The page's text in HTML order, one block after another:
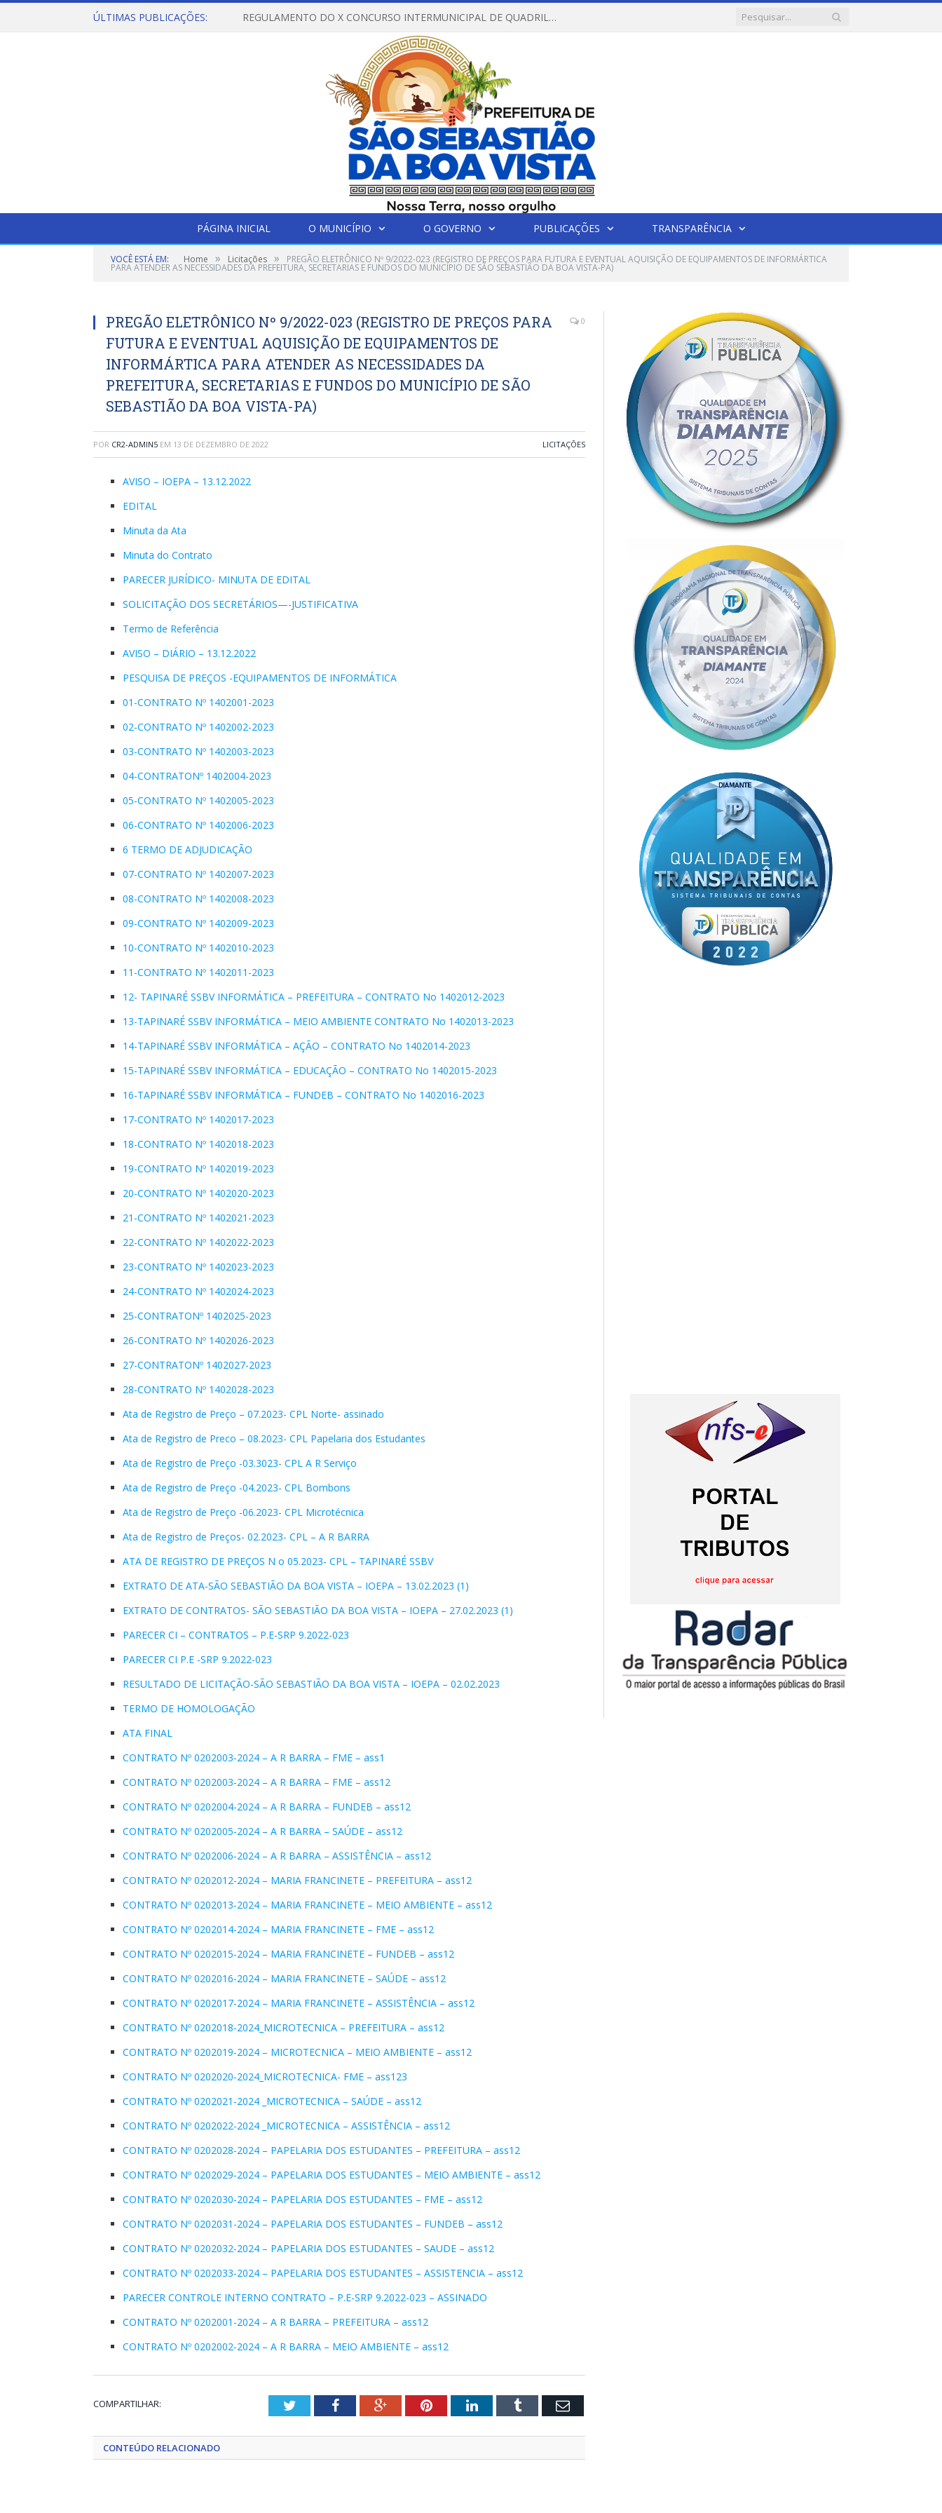
ÚLTIMAS PUBLICAÇÕES: REGULAMENTO DO X CONCURSO INTERMUNICIPAL DE QUADRILHAS JUNINAS – 2026 – ARRAIÁ DA VENEZA
PÁGINA INICIAL O MUNICÍPIO O GOVERNO PUBLICAÇÕES TRANSPARÊNCIA
VOCÊ ESTÁ EM: Home » Licitações » PREGÃO ELETRÔNICO Nº 9/2022-023 (REGISTRO DE PREÇOS PARA FUTURA E EVENTUAL AQUISIÇÃO DE EQUIPAMENTOS DE INFORMÁRTICA
PARA ATENDER AS NECESSIDADES DA PREFEITURA, SECRETARIAS E FUNDOS DO MUNICÍPIO DE SÃO SEBASTIÃO DA BOA VISTA-PA)
PREGÃO ELETRÔNICO Nº 9/2022-023 (REGISTRO DE PREÇOS PARA
FUTURA E EVENTUAL AQUISIÇÃO DE EQUIPAMENTOS DE
INFORMÁRTICA PARA ATENDER AS NECESSIDADES DA
PREFEITURA, SECRETARIAS E FUNDOS DO MUNICÍPIO DE SÃO
SEBASTIÃO DA BOA VISTA-PA)
0
POR CR2-ADMIN5 EM 13 DE DEZEMBRO DE 2022 LICITAÇÕES
AVISO – IOEPA – 13.12.2022
EDITAL
Minuta da Ata
Minuta do Contrato
PARECER JURÍDICO- MINUTA DE EDITAL
SOLICITAÇÃO DOS SECRETÁRIOS—-JUSTIFICATIVA
Termo de Referência
AVISO – DIÁRIO – 13.12.2022
PESQUISA DE PREÇOS -EQUIPAMENTOS DE INFORMÁTICA
01-CONTRATO Nº 1402001-2023
02-CONTRATO Nº 1402002-2023
03-CONTRATO Nº 1402003-2023
04-CONTRATONº 1402004-2023
05-CONTRATO Nº 1402005-2023
06-CONTRATO Nº 1402006-2023
6 TERMO DE ADJUDICAÇÃO
07-CONTRATO Nº 1402007-2023
08-CONTRATO Nº 1402008-2023
09-CONTRATO Nº 1402009-2023
10-CONTRATO Nº 1402010-2023
11-CONTRATO Nº 1402011-2023
12- TAPINARÉ SSBV INFORMÁTICA – PREFEITURA – CONTRATO No 1402012-2023
13-TAPINARÉ SSBV INFORMÁTICA – MEIO AMBIENTE CONTRATO No 1402013-2023
14-TAPINARÉ SSBV INFORMÁTICA – AÇÃO – CONTRATO No 1402014-2023
15-TAPINARÉ SSBV INFORMÁTICA – EDUCAÇÃO – CONTRATO No 1402015-2023
16-TAPINARÉ SSBV INFORMÁTICA – FUNDEB – CONTRATO No 1402016-2023
17-CONTRATO Nº 1402017-2023
18-CONTRATO Nº 1402018-2023
19-CONTRATO Nº 1402019-2023
20-CONTRATO Nº 1402020-2023
21-CONTRATO Nº 1402021-2023
22-CONTRATO Nº 1402022-2023
23-CONTRATO Nº 1402023-2023
24-CONTRATO Nº 1402024-2023
25-CONTRATONº 1402025-2023
26-CONTRATO Nº 1402026-2023
27-CONTRATONº 1402027-2023
28-CONTRATO Nº 1402028-2023
Ata de Registro de Preço – 07.2023- CPL Norte- assinado
Ata de Registro de Preco – 08.2023- CPL Papelaria dos Estudantes
Ata de Registro de Preço -03.3023- CPL A R Serviço
Ata de Registro de Preço -04.2023- CPL Bombons
Ata de Registro de Preço -06.2023- CPL Microtécnica
Ata de Registro de Preços- 02.2023- CPL – A R BARRA
ATA DE REGISTRO DE PREÇOS N o 05.2023- CPL – TAPINARÉ SSBV
EXTRATO DE ATA-SÃO SEBASTIÃO DA BOA VISTA – IOEPA – 13.02.2023 (1)
EXTRATO DE CONTRATOS- SÃO SEBASTIÃO DA BOA VISTA – IOEPA – 27.02.2023 (1)
PARECER CI – CONTRATOS – P.E-SRP 9.2022-023
PARECER CI P.E -SRP 9.2022-023
RESULTADO DE LICITAÇÃO-SÃO SEBASTIÃO DA BOA VISTA – IOEPA – 02.02.2023
TERMO DE HOMOLOGAÇÃO
ATA FINAL
CONTRATO Nº 0202003-2024 – A R BARRA – FME – ass1
CONTRATO Nº 0202003-2024 – A R BARRA – FME – ass12
CONTRATO Nº 0202004-2024 – A R BARRA – FUNDEB – ass12
CONTRATO Nº 0202005-2024 – A R BARRA – SAÚDE – ass12
CONTRATO Nº 0202006-2024 – A R BARRA – ASSISTÊNCIA – ass12
CONTRATO Nº 0202012-2024 – MARIA FRANCINETE – PREFEITURA – ass12
CONTRATO Nº 0202013-2024 – MARIA FRANCINETE – MEIO AMBIENTE – ass12
CONTRATO Nº 0202014-2024 – MARIA FRANCINETE – FME – ass12
CONTRATO Nº 0202015-2024 – MARIA FRANCINETE – FUNDEB – ass12
CONTRATO Nº 0202016-2024 – MARIA FRANCINETE – SAÚDE – ass12
CONTRATO Nº 0202017-2024 – MARIA FRANCINETE – ASSISTÊNCIA – ass12
CONTRATO Nº 0202018-2024_MICROTECNICA – PREFEITURA – ass12
CONTRATO Nº 0202019-2024 – MICROTECNICA – MEIO AMBIENTE – ass12
CONTRATO Nº 0202020-2024_MICROTECNICA- FME – ass123
CONTRATO Nº 0202021-2024 _MICROTECNICA – SAÚDE – ass12
CONTRATO Nº 0202022-2024 _MICROTECNICA – ASSISTÊNCIA – ass12
CONTRATO Nº 0202028-2024 – PAPELARIA DOS ESTUDANTES – PREFEITURA – ass12
CONTRATO Nº 0202029-2024 – PAPELARIA DOS ESTUDANTES – MEIO AMBIENTE – ass12
CONTRATO Nº 0202030-2024 – PAPELARIA DOS ESTUDANTES – FME – ass12
CONTRATO Nº 0202031-2024 – PAPELARIA DOS ESTUDANTES – FUNDEB – ass12
CONTRATO Nº 0202032-2024 – PAPELARIA DOS ESTUDANTES – SAUDE – ass12
CONTRATO Nº 0202033-2024 – PAPELARIA DOS ESTUDANTES – ASSISTENCIA – ass12
PARECER CONTROLE INTERNO CONTRATO – P.E-SRP 9.2022-023 – ASSINADO
CONTRATO Nº 0202001-2024 – A R BARRA – PREFEITURA – ass12
CONTRATO Nº 0202002-2024 – A R BARRA – MEIO AMBIENTE – ass12
COMPARTILHAR: TwitterFacebookGoogle+PinterestLinkedInTumblr Email
CONTEÚDO RELACIONADO